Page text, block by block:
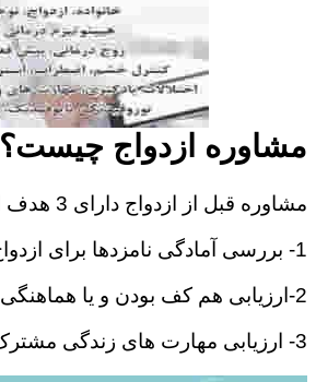
مشاوره ازدواج چیست؟
مشاوره قبل از ازدواج دارای 3 هدف اساسی است:
1- بررسی آمادگی نامزدها برای ازدواج
2-ارزیابی هم کف بودن و یا هماهنگی و همسانی نامزدها
3- ارزیابی مهارت های زندگی مشترک نامزدها